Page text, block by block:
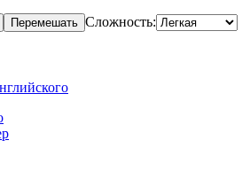
Перемешать Сложность: